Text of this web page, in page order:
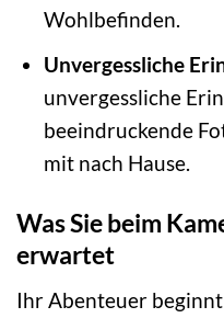
Wohlbefinden.
Unvergessliche
unvergessliche
beeindruckende
mit nach Hause.
Was Sie beim
erwartet
Ihr Abenteuer